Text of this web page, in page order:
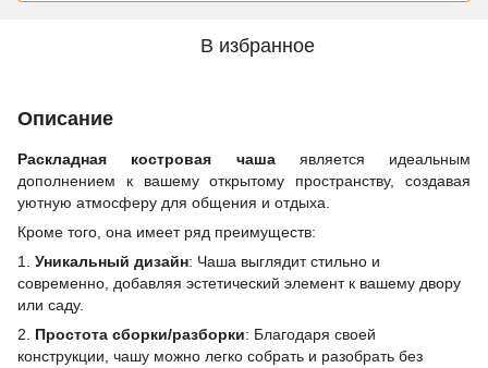
В избранное
Описание
Раскладная костровая чашаявляется идеальным
дополнением к вашему открытому пространству, создавая
уютную атмосферу для общения и отдыха.
Кроме того, она имеет ряд преимуществ:
1. Уникальный дизайн: Чаша выглядит стильно и
современно, добавляя эстетический элемент к вашему двору
или саду.
2. Простота сборки/разборки: Благодаря своей
конструкции, чашу можно легко собрать и разобрать без